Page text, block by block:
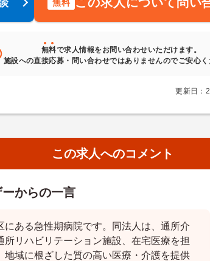
無料
無料で求人情報をお問い合わせいただけます。
施設への直接応募・問い合わせではありませんのでご安心く
更新日：
この求人へのコメント
からの一言
にある急性期病院です。同法人は、通所介
所リハビリテーション施設、在宅医療を担
地域に根ざした質の高い医療・介護を提供